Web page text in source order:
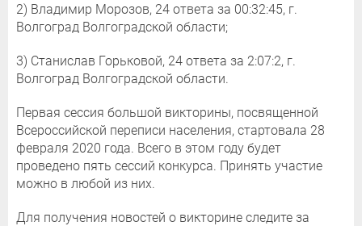
2) Владимир Морозов, 24 ответа за 00:32:45, г.
Волгоград Волгоградской области;
3) Станислав Горьковой, 24 ответа за 2:07:2, г.
Волгоград Волгоградской области.
Первая сессия большой викторины, посвященной
Всероссийской переписи населения, стартовала 28
февраля 2020 года. Всего в этом году будет
проведено пять сессий конкурса. Принять участие
можно в любой из них.
Для получения новостей о викторине следите за